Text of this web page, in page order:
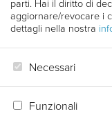
parti. Hai il diritto di
aggiornare/revocare i
dettagli nella nostra
Necessari
Funzionali